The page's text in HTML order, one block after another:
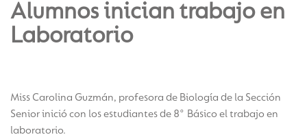
Alumnos inician trabajo en
Laboratorio
Miss Carolina Guzmán, profesora de Biología de la Sección
Senior inició con los estudiantes de 8° Básico el trabajo en
laboratorio.